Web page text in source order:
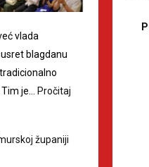
vlada
blagdanu
je…
Pročitaj
županiji